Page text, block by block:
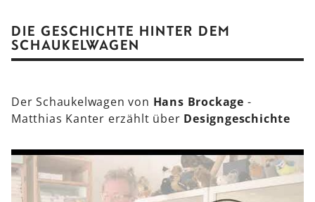
DIE GESCHICHTE HINTER DEM
SCHAUKELWAGEN
Der Schaukelwagen von Hans Brockage -
Matthias Kanter erzählt über Designgeschichte